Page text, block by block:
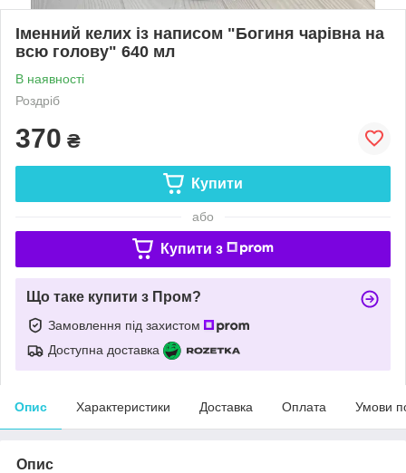
Іменний келих із написом "Богиня чарівна на
всю голову" 640 мл
В наявності
Роздріб
370 ₴
Купити
або
Купити з
Що таке купити з Пром?
Замовлення під захистом
Доступна доставка
Опис Характеристики Доставка Оплата Умови
Опис